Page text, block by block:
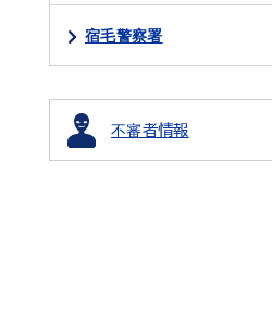
宿毛警察署
不審者情報